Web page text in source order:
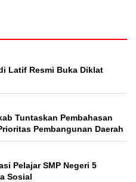
Latif Resmi Buka Diklat
Tuntaskan Pembahasan
Pembangunan Daerah
Pelajar SMP Negeri 5
Sosial